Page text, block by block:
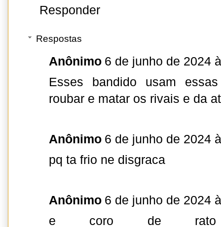
Responder
Respostas
Anônimo 6 de junho de 2024
Esses bandido usam
roubar e matar os rivais e da
Anônimo 6 de junho de 2024
pq ta frio ne disgraca
Anônimo 6 de junho de 2024
e coro de